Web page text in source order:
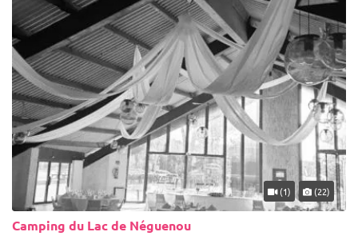
(1) (22)
Camping du Lac de Néguenou